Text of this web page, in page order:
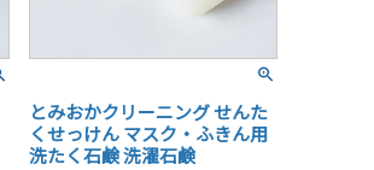
とみおかクリーニング せんた
くせっけん マスク・ふきん用
洗たく石鹸 洗濯石鹸